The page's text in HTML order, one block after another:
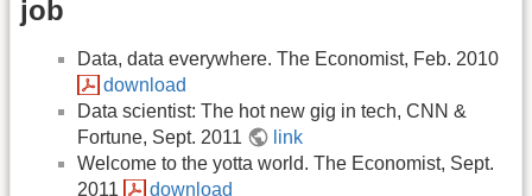
job
Data, data everywhere. The Economist, Feb. 2010
download
Data scientist: The hot new gig in tech, CNN &
Fortune, Sept. 2011
link
Welcome to the yotta world. The Economist, Sept.
2011
download